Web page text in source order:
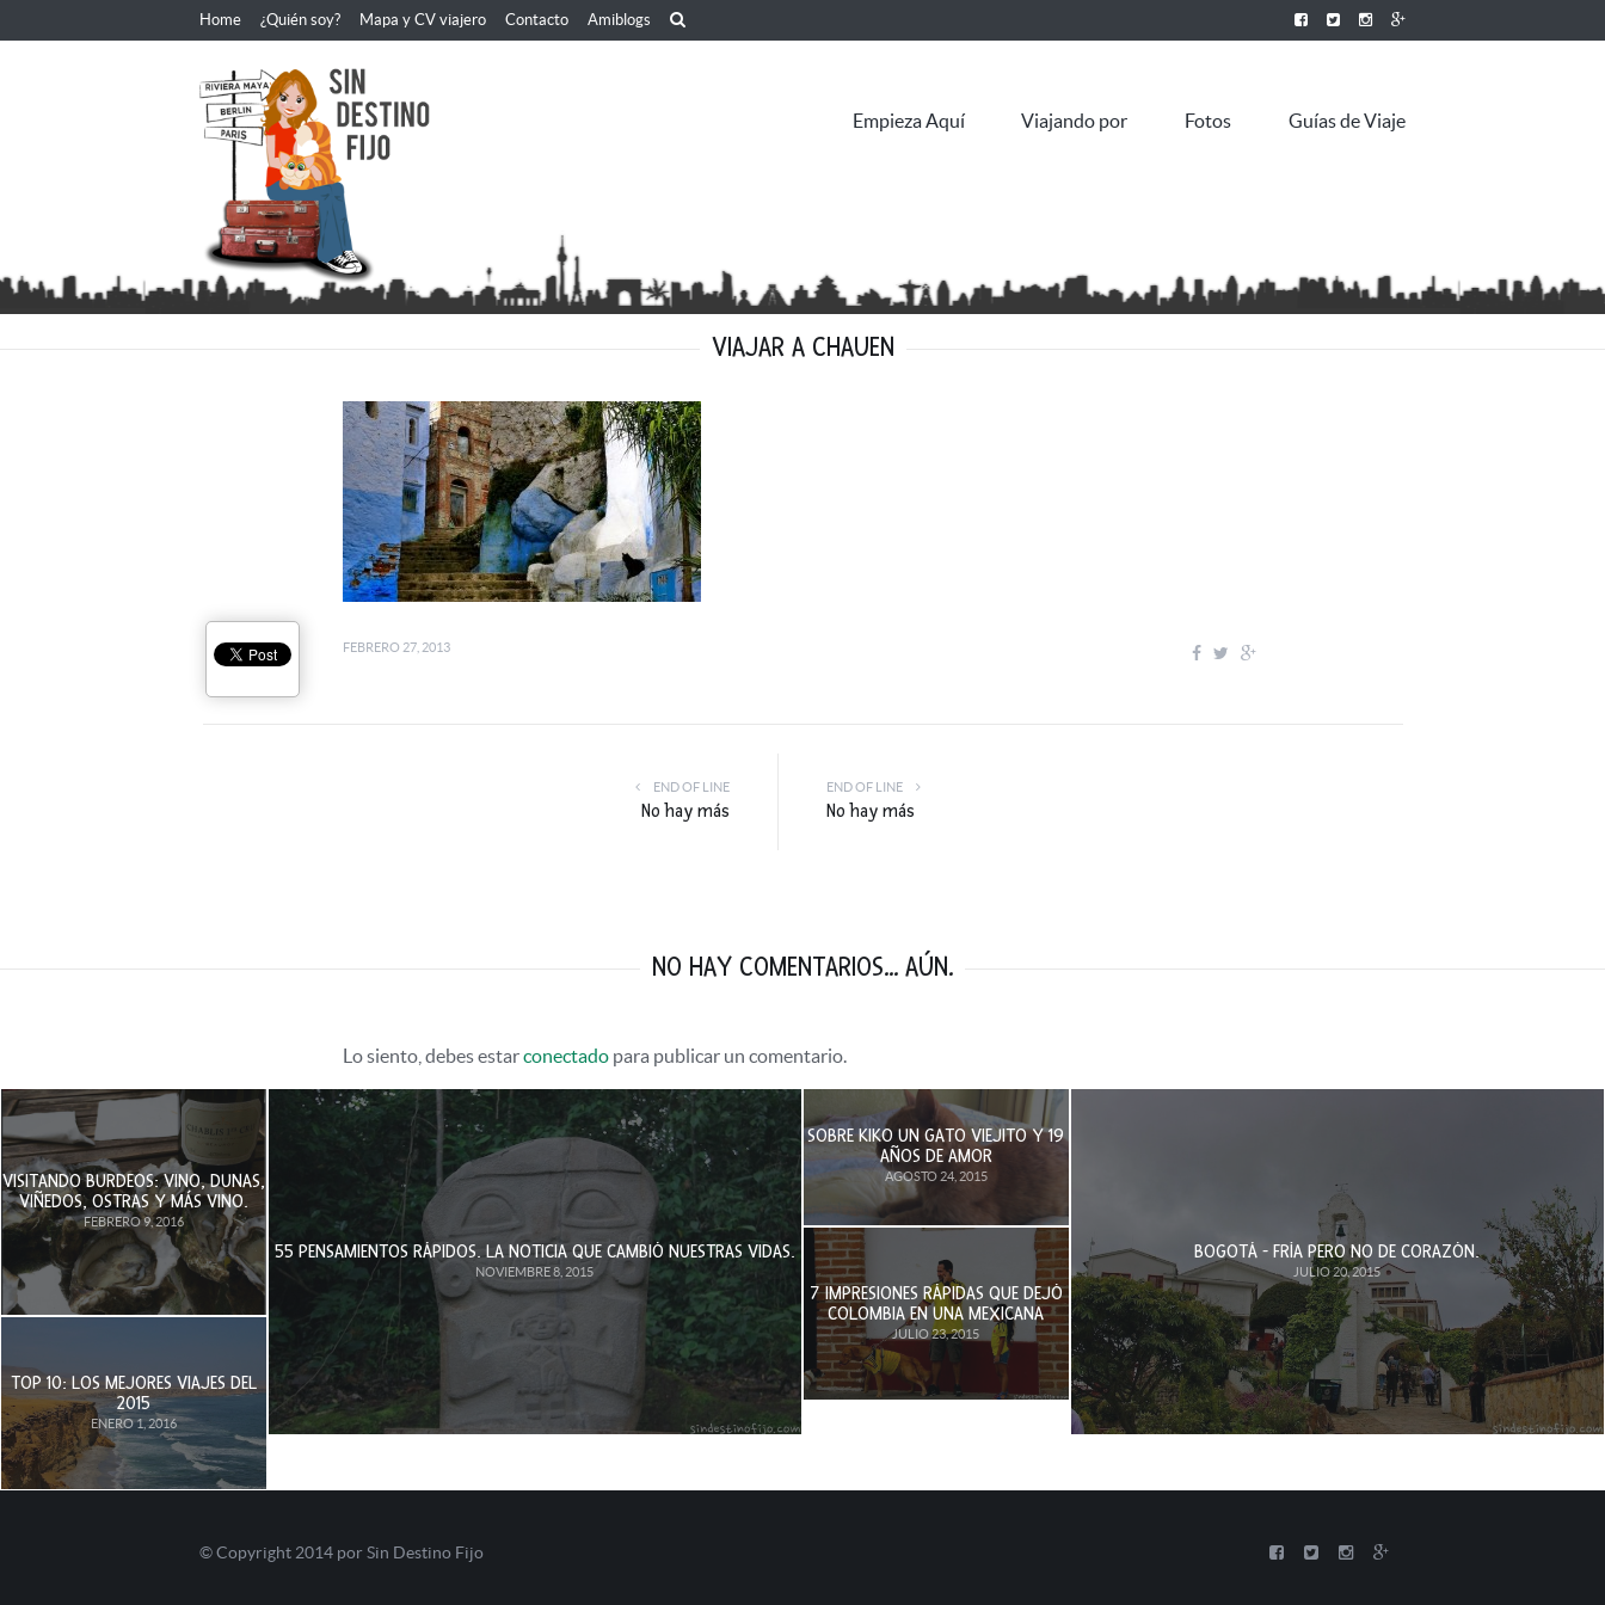
Home ¿Quién soy? Mapa y CV viajero Contacto Amiblogs
Empieza Aquí Viajando por Fotos Guías de Viaje
VIAJAR A CHAUEN
FEBRERO 27, 2013
END OF LINE
No hay más
END OF LINE
No hay más
NO HAY COMENTARIOS... AÚN.
Lo siento, debes estarconectado para publicar un comentario.
VISITANDO BURDEOS: VINO, DUNAS,
VIÑEDOS, OSTRAS Y MÁS VINO.
FEBRERO 9, 2016
TOP 10: LOS MEJORES VIAJES DEL
2015
ENERO 1, 2016
55 PENSAMIENTOS RÁPIDOS. LA NOTICIA QUE CAMBIÓ NUESTRAS VIDAS.
NOVIEMBRE 8, 2015
SOBRE KIKO UN GATO VIEJITO Y 19
AÑOS DE AMOR
AGOSTO 24, 2015
7 IMPRESIONES RÁPIDAS QUE DEJÓ
COLOMBIA EN UNA MEXICANA
JULIO 23, 2015
BOGOTÁ - FRÍA PERO NO DE CORAZÓN.
JULIO 20, 2015
© Copyright 2014 por Sin Destino Fijo